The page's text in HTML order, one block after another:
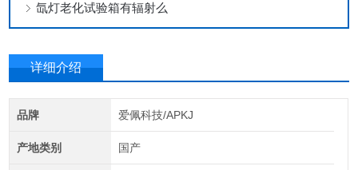
氙灯老化试验箱有辐射么
详细介绍
品牌 爱佩科技/APKJ
产地类别 国产